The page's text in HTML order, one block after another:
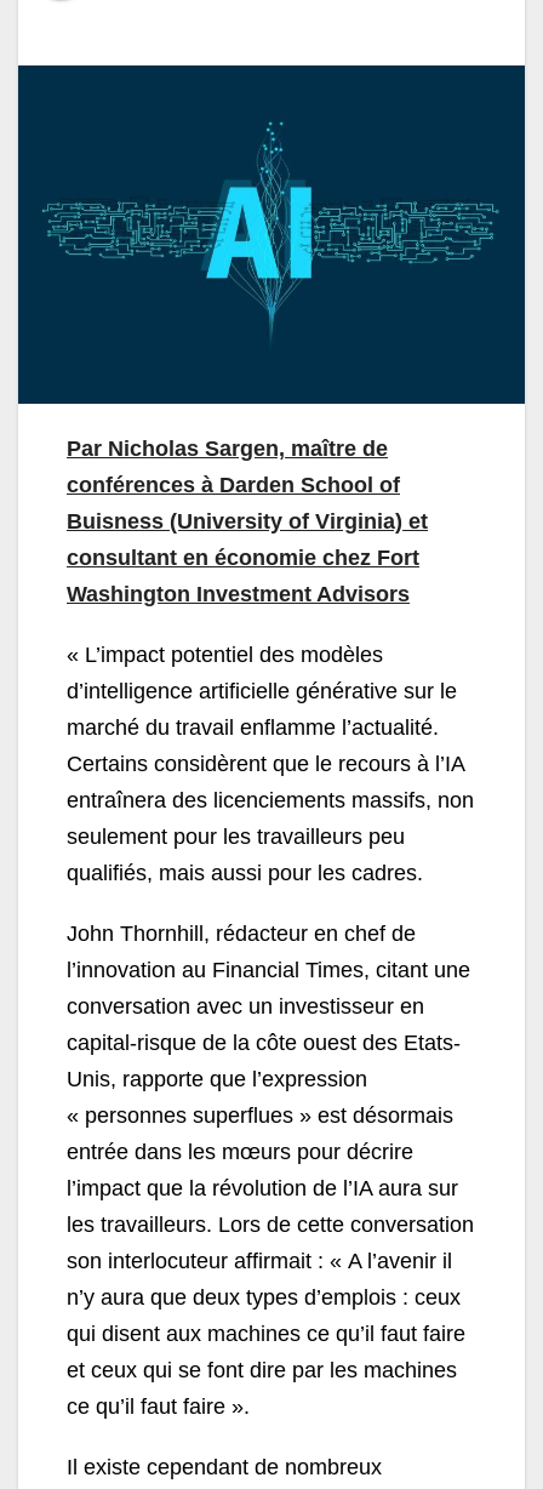
Par Nicholas Sargen, maître de
conférences à Darden School of
Buisness (University of Virginia) et
consultant en économie chez Fort
Washington Investment Advisors
« L’impact potentiel des modèles
d’intelligence artificielle générative sur le
marché du travail enflamme l’actualité.
Certains considèrent que le recours à l’IA
entraînera des licenciements massifs, non
seulement pour les travailleurs peu
qualifiés, mais aussi pour les cadres.
John Thornhill, rédacteur en chef de
l’innovation au Financial Times, citant une
conversation avec un investisseur en
capital-risque de la côte ouest des Etats-
Unis, rapporte que l’expression
« personnes superflues » est désormais
entrée dans les mœurs pour décrire
l’impact que la révolution de l’IA aura sur
les travailleurs. Lors de cette conversation
son interlocuteur affirmait : « A l’avenir il
n’y aura que deux types d’emplois : ceux
qui disent aux machines ce qu’il faut faire
et ceux qui se font dire par les machines
ce qu’il faut faire ».
Il existe cependant de nombreux